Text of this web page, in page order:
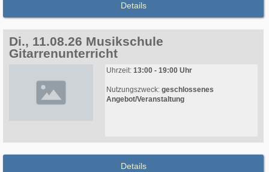
Details
Di., 11.08.26 Musikschule
Gitarrenunterricht
Uhrzeit: 13:00 - 19:00 Uhr
Nutzungszweck: geschlossenes
Angebot/Veranstaltung
Details